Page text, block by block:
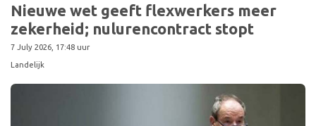
Nieuwe wet geeft flexwerkers meer
zekerheid; nulurencontract stopt
7 July 2026, 17:48 uur
Landelijk